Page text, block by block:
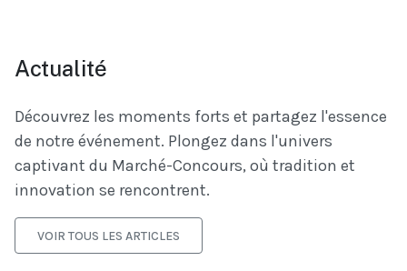
Actualité
Découvrez les moments forts et partagez l'essence
de notre événement. Plongez dans l'univers
captivant du Marché-Concours, où tradition et
innovation se rencontrent.
VOIR TOUS LES ARTICLES